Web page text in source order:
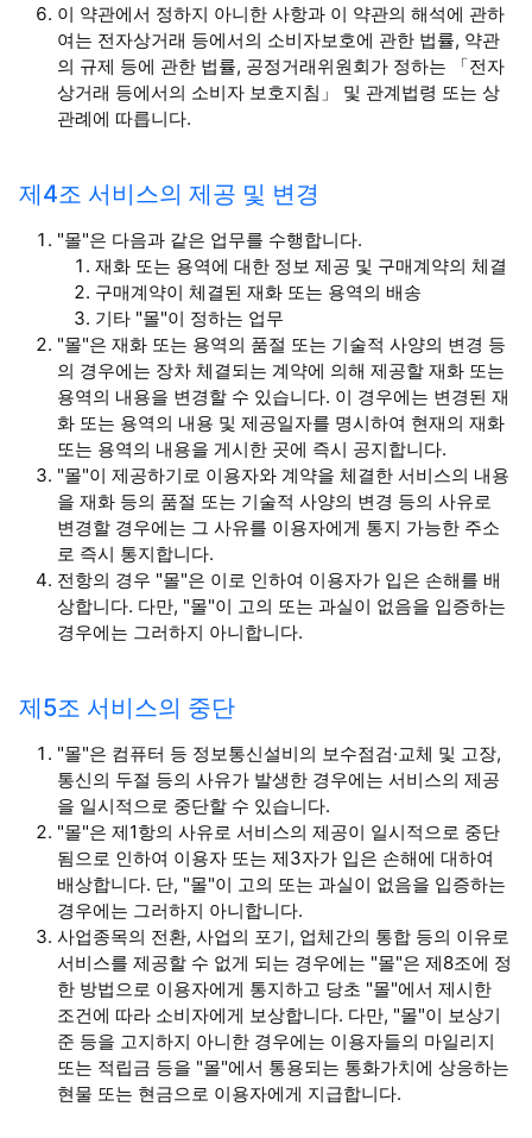
이 약관에서 정하지 아니한 사항과 이 약관의 해석에 관하
여는 전자상거래 등에서의 소비자보호에 관한 법률, 약관
의 규제 등에 관한 법률, 공정거래위원회가 정하는 「전자
상거래 등에서의 소비자 보호지침」 및 관계법령 또는 상
관례에 따릅니다.
제4조 서비스의 제공 및 변경
"몰"은 다음과 같은 업무를 수행합니다.
재화 또는 용역에 대한 정보 제공 및 구매계약의 체결
구매계약이 체결된 재화 또는 용역의 배송
기타 "몰"이 정하는 업무
"몰"은 재화 또는 용역의 품절 또는 기술적 사양의 변경 등
의 경우에는 장차 체결되는 계약에 의해 제공할 재화 또는
용역의 내용을 변경할 수 있습니다. 이 경우에는 변경된 재
화 또는 용역의 내용 및 제공일자를 명시하여 현재의 재화
또는 용역의 내용을 게시한 곳에 즉시 공지합니다.
"몰"이 제공하기로 이용자와 계약을 체결한 서비스의 내용
을 재화 등의 품절 또는 기술적 사양의 변경 등의 사유로
변경할 경우에는 그 사유를 이용자에게 통지 가능한 주소
로 즉시 통지합니다.
전항의 경우 "몰"은 이로 인하여 이용자가 입은 손해를 배
상합니다. 다만, "몰"이 고의 또는 과실이 없음을 입증하는
경우에는 그러하지 아니합니다.
제5조 서비스의 중단
"몰"은 컴퓨터 등 정보통신설비의 보수점검·교체 및 고장,
통신의 두절 등의 사유가 발생한 경우에는 서비스의 제공
을 일시적으로 중단할 수 있습니다.
"몰"은 제1항의 사유로 서비스의 제공이 일시적으로 중단
됨으로 인하여 이용자 또는 제3자가 입은 손해에 대하여
배상합니다. 단, "몰"이 고의 또는 과실이 없음을 입증하는
경우에는 그러하지 아니합니다.
사업종목의 전환, 사업의 포기, 업체간의 통합 등의 이유로
서비스를 제공할 수 없게 되는 경우에는 "몰"은 제8조에 정
한 방법으로 이용자에게 통지하고 당초 "몰"에서 제시한
조건에 따라 소비자에게 보상합니다. 다만, "몰"이 보상기
준 등을 고지하지 아니한 경우에는 이용자들의 마일리지
또는 적립금 등을 "몰"에서 통용되는 통화가치에 상응하는
현물 또는 현금으로 이용자에게 지급합니다.